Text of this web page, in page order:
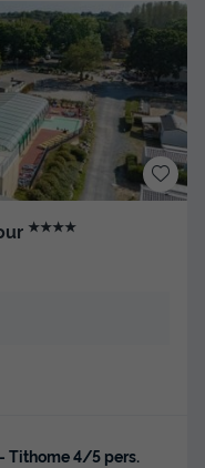
★★★★
- Tithome 4/5 pers.